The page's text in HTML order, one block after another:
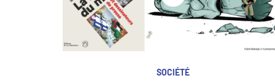
SOCIÉTÉ